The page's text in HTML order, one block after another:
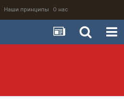
Наши принципы О нас